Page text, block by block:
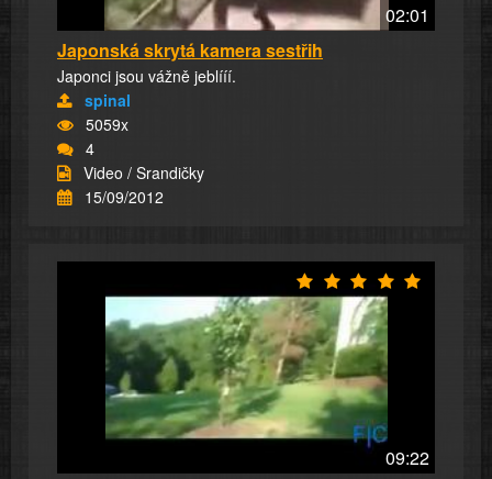
02:01
Japonská skrytá kamera sestřih
Japonci jsou vážně jeblííí.
spinal
5059x
4
Video / Srandičky
15/09/2012
09:22